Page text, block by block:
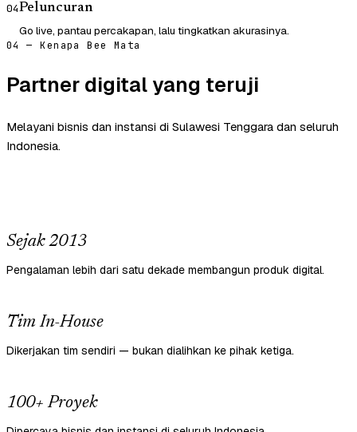
04Peluncuran
Go live, pantau percakapan, lalu tingkatkan akurasinya.
04 — Kenapa Bee Mata
Partner digital yang teruji
Melayani bisnis dan instansi di Sulawesi Tenggara dan seluruh
Indonesia.
Sejak 2013
Pengalaman lebih dari satu dekade membangun produk digital.
Tim In-House
Dikerjakan tim sendiri — bukan dialihkan ke pihak ketiga.
100+ Proyek